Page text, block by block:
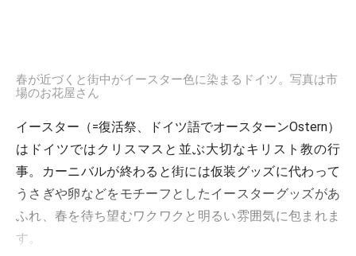
春が近づくと街中がイースター色に染まるドイツ。写真は市
場のお花屋さん
イースター（=復活祭、ドイツ語でオースターンOstern）
はドイツではクリスマスと並ぶ大切なキリスト教の行
事。カーニバルが終わると街には仮装グッズに代わって
うさぎや卵などをモチーフとしたイースターグッズがあ
ふれ、春を待ち望むワクワクと明るい雰囲気に包まれま
す。